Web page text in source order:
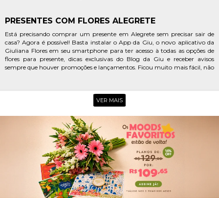
PRESENTES COM FLORES ALEGRETE
Está precisando comprar um presente em Alegrete sem precisar sair de
casa? Agora é possível! Basta instalar o App da Giu, o novo aplicativo da
Giuliana Flores em seu smartphone para ter acesso à todas as opções de
flores para presente, dicas exclusivas do Blog da Giu e receber avisos
sempre que houver promoções e lançamentos. Ficou muito mais fácil, não
para poder fazer uma surpresinha delicada para aquela amiga querida,
nós temos lindos arranjos de girassol, astromélias e
são perfeitas para encantar, emocionar e ainda levar o delicioso aroma do
campo para a casa da pessoa homenageada. Aproveite!
Aquela pessoa especial está celebrando uma grande conquista e você est
em busca de uma floricultura online em Alegrete para enviar um mimo
para ela? Uma ótima escolha é a Giuliana Flores. Além da grande
variedade de cestas e flores para presente, você encontra uma série de
mimos como kits com perfumes, joias, pelúcias e muito mais. E tudo isso
com um sistema de entregas rápidas.
VER MAIS